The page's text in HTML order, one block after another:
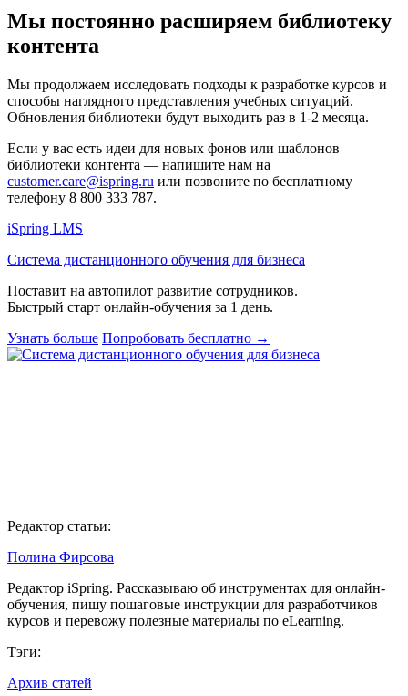
Мы постоянно расширяем библиотеку
контента
Мы продолжаем исследовать подходы к разработке курсов и
способы наглядного представления учебных ситуаций.
Обновления библиотеки будут выходить раз в 1-2 месяца.
Если у вас есть идеи для новых фонов или шаблонов
библиотеки контента — напишите нам на
customer.care@ispring.ru или позвоните по бесплатному
телефону 8 800 333 787.
iSpring LMS
Система дистанционного обучения для бизнеса
Поставит на автопилот развитие сотрудников.
Быстрый старт онлайн‑обучения за 1 день.
Узнать больше Попробовать бесплатно →
Редактор статьи:
Полина Фирсова
Редактор iSpring. Рассказываю об инструментах для онлайн-
обучения, пишу пошаговые инструкции для разработчиков
курсов и перевожу полезные материалы по eLearning.
Тэги:
Архив статей